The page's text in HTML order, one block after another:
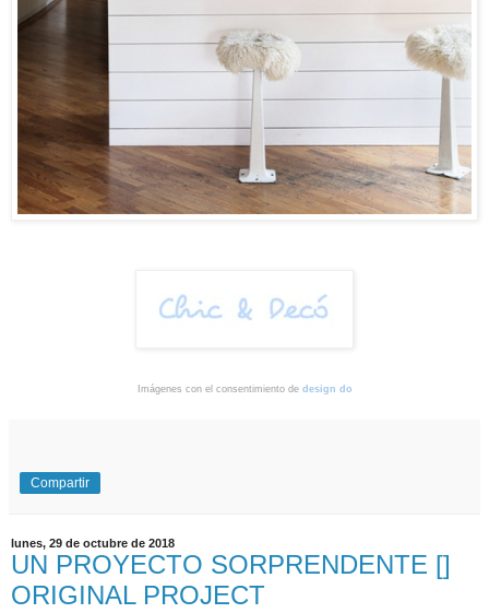
Imágenes con el consentimiento de design do
Compartir
lunes, 29 de octubre de 2018
UN PROYECTO SORPRENDENTE []
ORIGINAL PROJECT